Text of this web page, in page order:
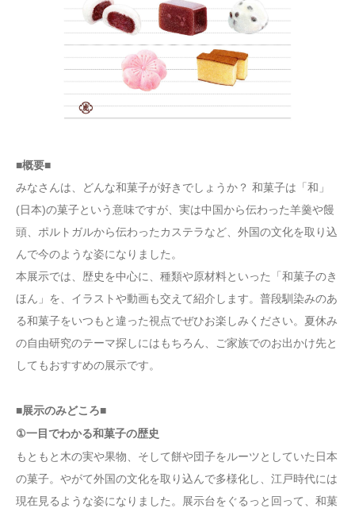
■概要■
みなさんは、どんな和菓子が好きでしょうか？ 和菓子は「和」
(日本)の菓子という意味ですが、実は中国から伝わった羊羹や饅
頭、ポルトガルから伝わったカステラなど、外国の文化を取り込
んで今のような姿になりました。
本展示では、歴史を中心に、種類や原材料といった「和菓子のき
ほん」を、イラストや動画も交えて紹介します。普段馴染みのあ
る和菓子をいつもと違った視点でぜひお楽しみください。夏休み
の自由研究のテーマ探しにはもちろん、ご家族でのお出かけ先と
してもおすすめの展示です。
■展示のみどころ■
①一目でわかる和菓子の歴史
もともと木の実や果物、そして餅や団子をルーツとしていた日本
の菓子。やがて外国の文化を取り込んで多様化し、江戸時代には
現在見るような姿になりました。展示台をぐるっと回って、和菓